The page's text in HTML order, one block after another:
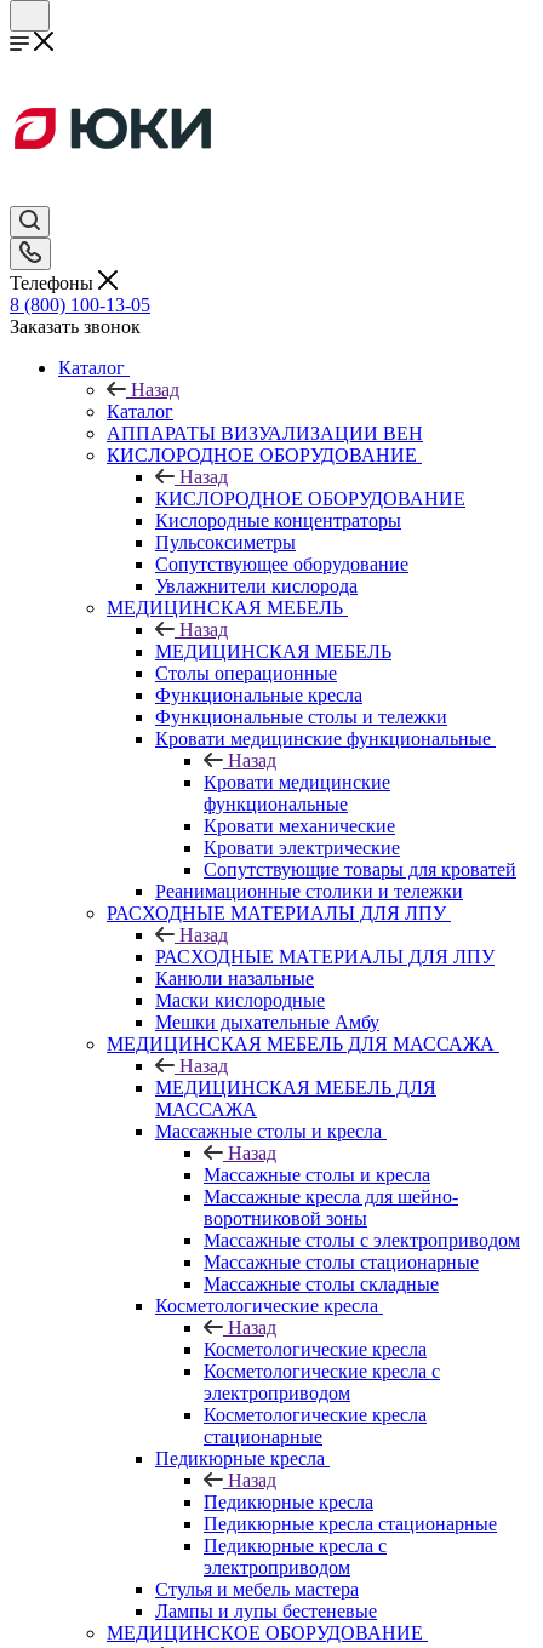
Телефоны
8 (800) 100-13-05
Заказать звонок
Каталог
Назад
Каталог
АППАРАТЫ ВИЗУАЛИЗАЦИИ ВЕН
КИСЛОРОДНОЕ ОБОРУДОВАНИЕ
Назад
КИСЛОРОДНОЕ ОБОРУДОВАНИЕ
Кислородные концентраторы
Пульсоксиметры
Сопутствующее оборудование
Увлажнители кислорода
МЕДИЦИНСКАЯ МЕБЕЛЬ
Назад
МЕДИЦИНСКАЯ МЕБЕЛЬ
Столы операционные
Функциональные кресла
Функциональные столы и тележки
Кровати медицинские функциональные
Назад
Кровати медицинские
функциональные
Кровати механические
Кровати электрические
Сопутствующие товары для кроватей
Реанимационные столики и тележки
РАСХОДНЫЕ МАТЕРИАЛЫ ДЛЯ ЛПУ
Назад
РАСХОДНЫЕ МАТЕРИАЛЫ ДЛЯ ЛПУ
Канюли назальные
Маски кислородные
Мешки дыхательные Амбу
МЕДИЦИНСКАЯ МЕБЕЛЬ ДЛЯ МАССАЖА
Назад
МЕДИЦИНСКАЯ МЕБЕЛЬ ДЛЯ
МАССАЖА
Массажные столы и кресла
Назад
Массажные столы и кресла
Массажные кресла для шейно-
воротниковой зоны
Массажные столы с электроприводом
Массажные столы стационарные
Массажные столы складные
Косметологические кресла
Назад
Косметологические кресла
Косметологические кресла с
электроприводом
Косметологические кресла
стационарные
Педикюрные кресла
Назад
Педикюрные кресла
Педикюрные кресла стационарные
Педикюрные кресла с
электроприводом
Стулья и мебель мастера
Лампы и лупы бестеневые
МЕДИЦИНСКОЕ ОБОРУДОВАНИЕ